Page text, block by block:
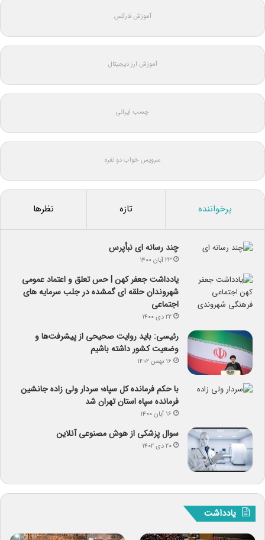
آموزش فارکس
آموزش ارز دیجیتال
چسب ایرانی
سرویس خواب دو نفره
پرخواننده تازه نظرها
چند رسانه ای نبأپرس
۲۳ آبان ۱۴۰۰
یادداشت جعفر کهن | حس تعلق و اعتماد عمومی
شهروندان حلقه ای گمشده در جلب سرمایه های
اجتماعی
۲۲ دی ۱۴۰۰
رئیسی: باید روایت صحیحی از پیشرفت‌ها و
وضعیت کشور داشته باشیم
۱۶ بهمن ۱۴۰۲
با حکم فرمانده کل سپاه؛ سردار ولی زاده جانشین
فرمانده سپاه استان تهران شد
۱۶ آبان ۱۴۰۰
سوال پزشکی از هوش مصنوعی آنلاین
۲۰ دی ۱۴۰۲
یادداشت